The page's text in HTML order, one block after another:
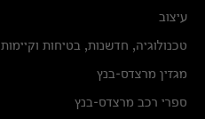
עיצוב
טכנולוגיה, חדשנות, בטיחות וקיימות
מגזין מרצדס-בנץ
ספרי רכב מרצדס-בנץ